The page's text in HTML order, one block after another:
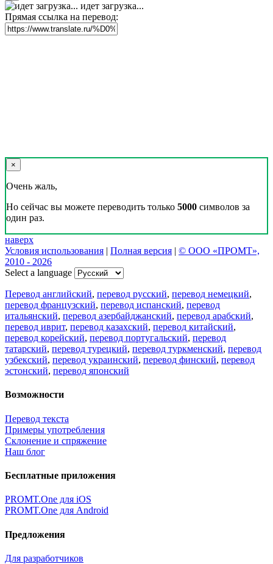
идет загрузка...
Прямая ссылка на перевод:
×
Очень жаль,
Но сейчас вы можете переводить только 5000 символов за
один раз.
наверх
Условия использования | Полная версия | © ООО «ПРОМТ»,
2010 - 2026
Select a language
Перевод английский, перевод русский, перевод немецкий,
перевод французский, перевод испанский, перевод
итальянский, перевод азербайджанский, перевод арабский,
перевод иврит, перевод казахский, перевод китайский,
перевод корейский, перевод португальский, перевод
татарский, перевод турецкий, перевод туркменский, перевод
узбекский, перевод украинский, перевод финский, перевод
эстонский, перевод японский
Возможности
Перевод текста
Примеры употребления
Склонение и спряжение
Наш блог
Бесплатные приложения
PROMT.One для iOS
PROMT.One для Android
Предложения
Для разработчиков